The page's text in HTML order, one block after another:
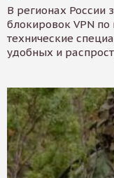
В регионах России
блокировок VPN
технические
удобных и